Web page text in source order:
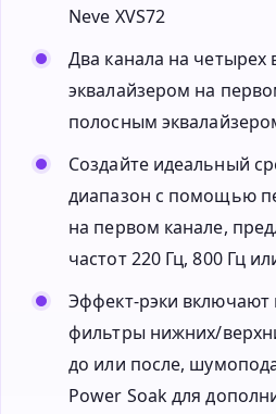
Neve XVS72
Два канала на четырех
эквалайзером на
полосным
Создайте идеальный
диапазон с помощью
на первом канале,
частот 220 Гц, 800 Гц
Эффект-рэки
фильтры нижних/
до или после,
Power Soak для